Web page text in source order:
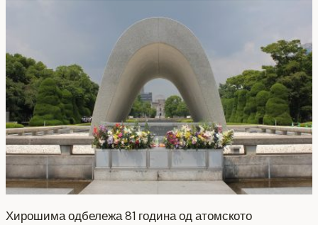
Хирошима одбележа 81 година од атомското